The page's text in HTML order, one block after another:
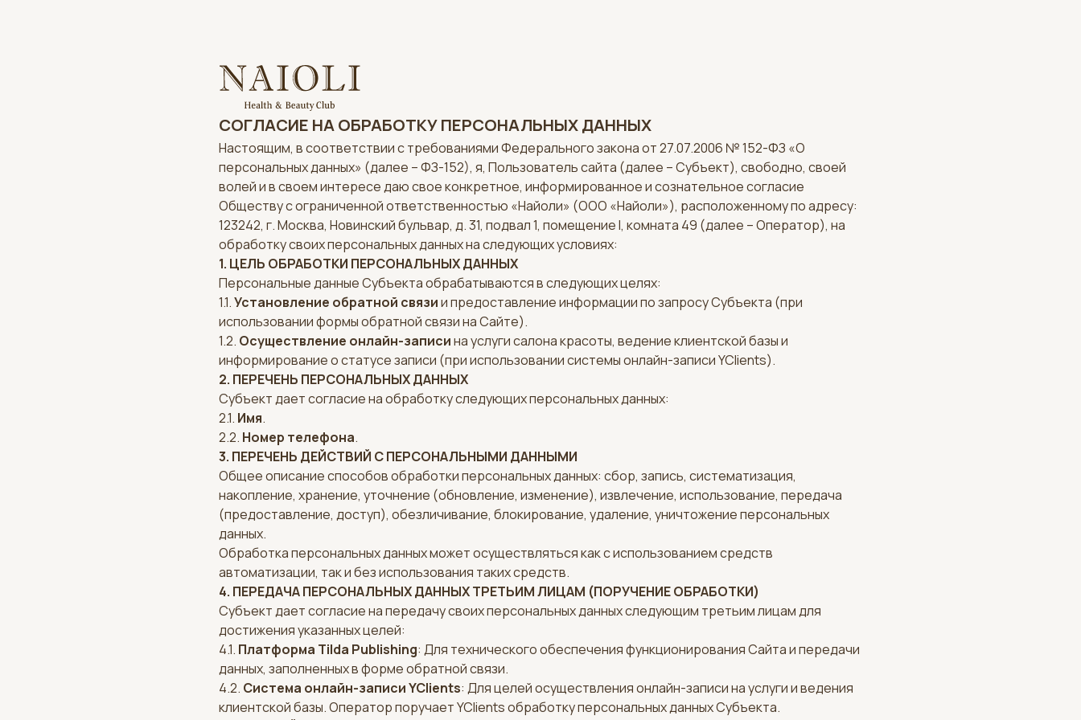
СОГЛАСИЕ НА ОБРАБОТКУ ПЕРСОНАЛЬНЫХ ДАННЫХ
Настоящим, в соответствии с требованиями Федерального закона от 27.07.2006 № 152-ФЗ «О
персональных данных» (далее – ФЗ-152), я, Пользователь сайта (далее – Субъект), свободно, своей
волей и в своем интересе даю свое конкретное, информированное и сознательное согласие
Обществу с ограниченной ответственностью «Найоли» (ООО «Найоли»), расположенному по адресу:
123242, г. Москва, Новинский бульвар, д. 31, подвал 1, помещение I, комната 49 (далее – Оператор), на
обработку своих персональных данных на следующих условиях:
1. ЦЕЛЬ ОБРАБОТКИ ПЕРСОНАЛЬНЫХ ДАННЫХ
Персональные данные Субъекта обрабатываются в следующих целях:
1.1.Установление обратной связии предоставление информации по запросу Субъекта (при
использовании формы обратной связи на Сайте).
1.2. Осуществление онлайн-записина услуги салона красоты, ведение клиентской базы и
информирование о статусе записи (при использовании системы онлайн-записи YClients).
2. ПЕРЕЧЕНЬ ПЕРСОНАЛЬНЫХ ДАННЫХ
Субъект дает согласие на обработку следующих персональных данных:
2.1. Имя.
2.2. Номер телефона.
3. ПЕРЕЧЕНЬ ДЕЙСТВИЙ С ПЕРСОНАЛЬНЫМИ ДАННЫМИ
Общее описание способов обработки персональных данных: сбор, запись, систематизация,
накопление, хранение, уточнение (обновление, изменение), извлечение, использование, передача
(предоставление, доступ), обезличивание, блокирование, удаление, уничтожение персональных
данных.
Обработка персональных данных может осуществляться как с использованием средств
автоматизации, так и без использования таких средств.
4. ПЕРЕДАЧА ПЕРСОНАЛЬНЫХ ДАННЫХ ТРЕТЬИМ ЛИЦАМ (ПОРУЧЕНИЕ ОБРАБОТКИ)
Субъект дает согласие на передачу своих персональных данных следующим третьим лицам для
достижения указанных целей:
4.1. Платформа Tilda Publishing: Для технического обеспечения функционирования Сайта и передачи
данных, заполненных в форме обратной связи.
4.2. Система онлайн-записи YClients: Для целей осуществления онлайн-записи на услуги и ведения
клиентской базы. Оператор поручает YClients обработку персональных данных Субъекта.